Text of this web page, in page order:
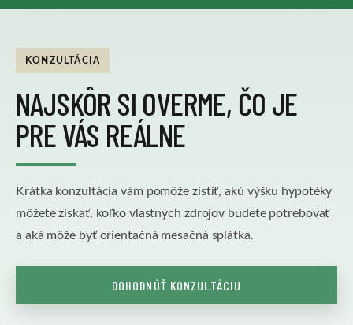
KONZULTÁCIA
NAJSKÔR SI OVERME, ČO JE
PRE VÁS REÁLNE
Krátka konzultácia vám pomôže zistiť, akú výšku hypotéky
môžete získať, koľko vlastných zdrojov budete potrebovať
a aká môže byť orientačná mesačná splátka.
DOHODNÚŤ KONZULTÁCIU